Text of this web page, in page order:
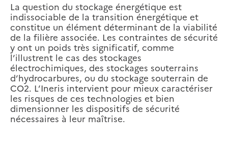
La question du stockage énergétique est
indissociable de la transition énergétique et
constitue un élément déterminant de la viabilité
de la filière associée. Les contraintes de sécurité
y ont un poids très significatif, comme
l’illustrent le cas des stockages
électrochimiques, des stockages souterrains
d’hydrocarbures, ou du stockage souterrain de
CO2. L’Ineris intervient pour mieux caractériser
les risques de ces technologies et bien
dimensionner les dispositifs de sécurité
nécessaires à leur maîtrise.